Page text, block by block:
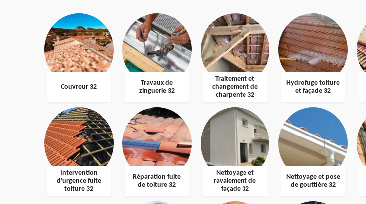
Couvreur 32
Travaux de
zinguerie 32
Traitement et
changement de
charpente 32
Hydrofuge toiture
et façade 32
Intervention
d'urgence fuite
toiture 32
Réparation fuite
de toiture 32
Nettoyage et
ravalement de
façade 32
Nettoyage et pose
de gouttière 32